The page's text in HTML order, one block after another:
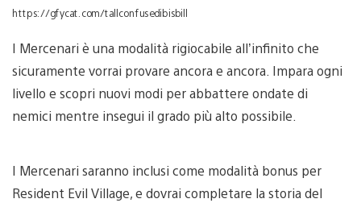
https://gfycat.com/tallconfusedibisbill
I Mercenari è una modalità rigiocabile all’infinito che
sicuramente vorrai provare ancora e ancora. Impara ogni
livello e scopri nuovi modi per abbattere ondate di
nemici mentre insegui il grado più alto possibile.
I Mercenari saranno inclusi come modalità bonus per
Resident Evil Village, e dovrai completare la storia del